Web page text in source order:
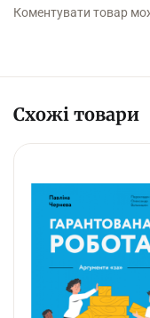
Коментувати товар
Схожі товари